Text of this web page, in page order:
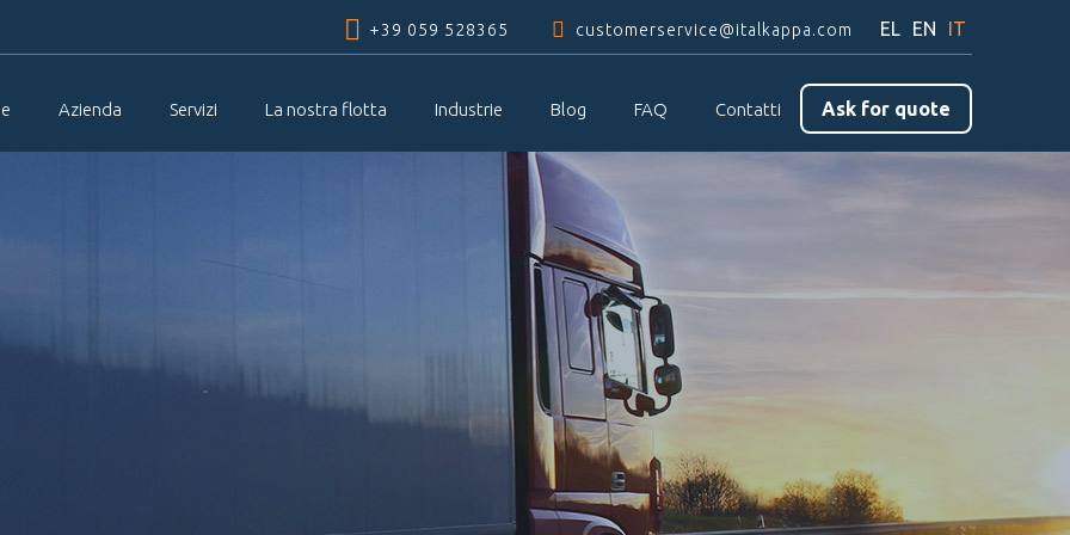
content
+39 059 528365 customerservice@italkappa.com EL EN IT
Azienda Servizi La nostra flotta Industrie Blog FAQ Contatti Ask for quote